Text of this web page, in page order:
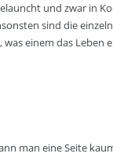
und zwar in
sind die
einem das Leben
man eine Seite